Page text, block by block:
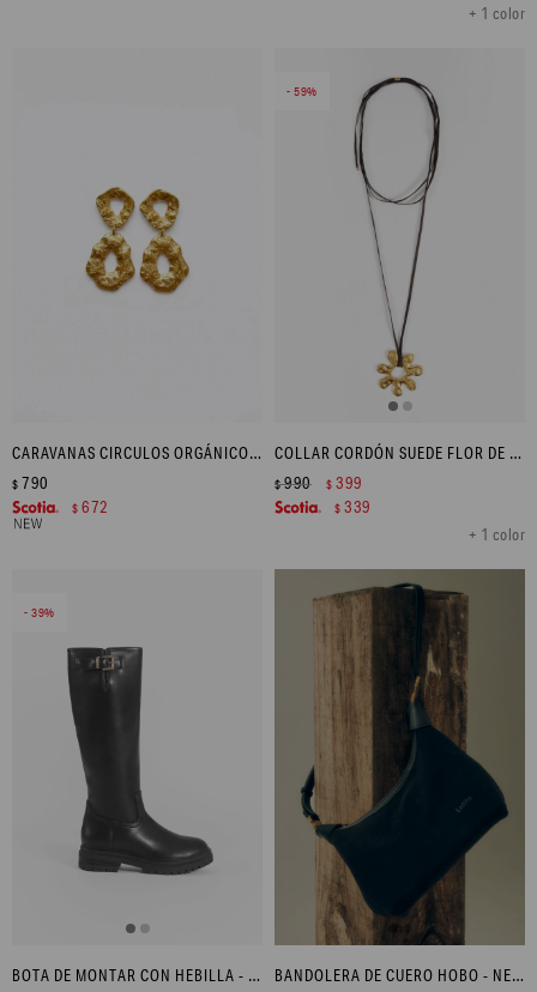
+ 1 color
CARAVANAS CIRCULOS ORGÁNICOS DE ACERO - DORADO
$ 790
$ 672
59
COLLAR CORDÓN SUEDE FLOR DE ACERO - DORADO
+ 1 color
$990 $ 399
$ 339
39
BOTA DE MONTAR CON HEBILLA - NEGRO BANDOLERA DE CUERO HOBO - NEGRO